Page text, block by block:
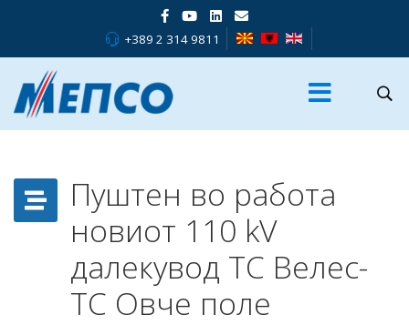
+389 2 314 9811
Пуштен во работа
новиот 110 kV
далекувод ТС Велес-
ТС Овче поле